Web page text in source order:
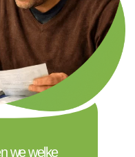
we welke